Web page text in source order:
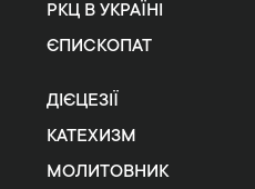
РКЦ В УКРАЇНІ
ЄПИСКОПАТ
ДІЄЦЕЗІЇ
КАТЕХИЗМ
МОЛИТОВНИК